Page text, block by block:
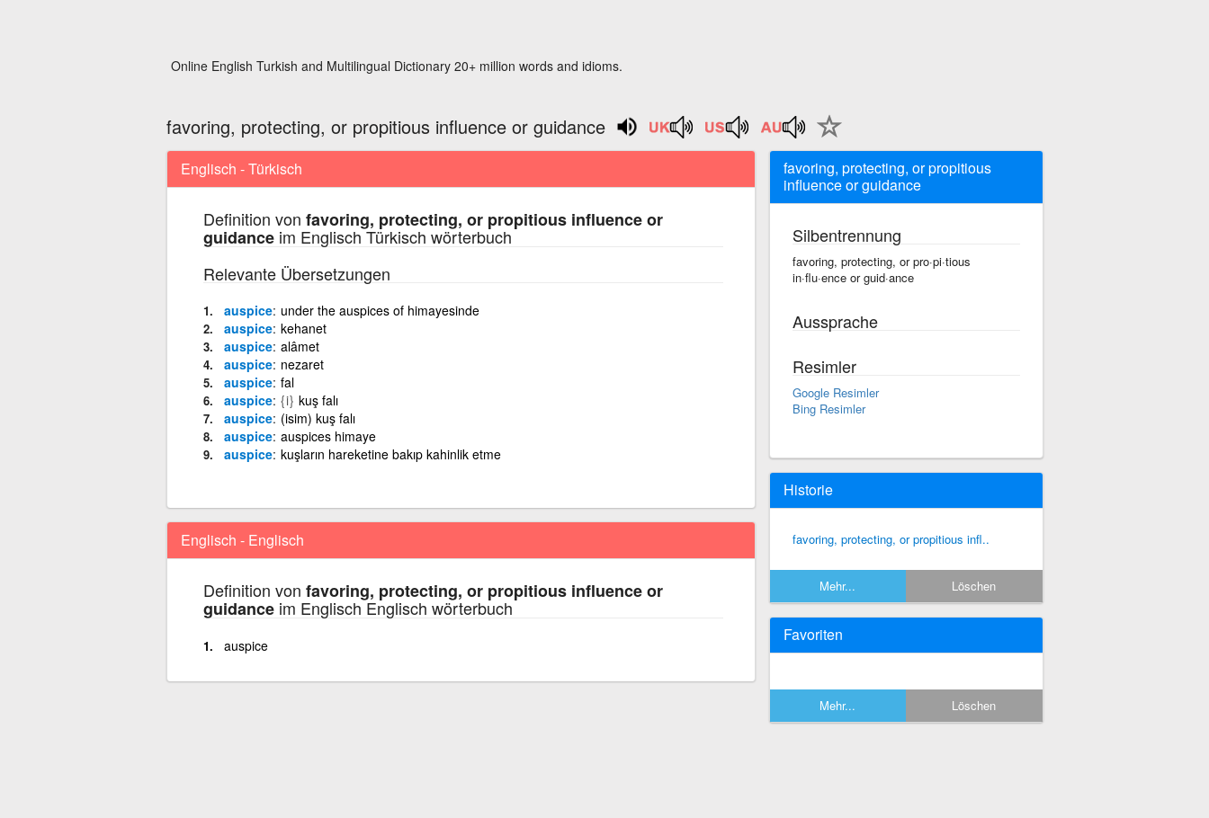
Online English Turkish and Multilingual Dictionary 20+ million words and idioms.
favoring, protecting, or propitious influence or guidance
Englisch - Türkisch
Definition von favoring, protecting, or propitious influence or
guidanceim Englisch Türkisch wörterbuch
Relevante Übersetzungen
auspice under the auspices of himayesinde
auspice kehanet
auspice alâmet
auspice nezaret
auspice fal
auspice {i} kuş falı
auspice (isim) kuş falı
auspice auspices himaye
auspice kuşların hareketine bakıp kahinlik etme
Englisch - Englisch
Definition von favoring, protecting, or propitious influence or
guidanceim Englisch Englisch wörterbuch
auspice
favoring, protecting, or propitious
influence or guidance
Silbentrennung
favoring, protecting, or pro·pi·tious
in·flu·ence or guid·ance
Aussprache
Resimler
Google Resimler
Bing Resimler
Historie
favoring, protecting, or propitious infl..
Mehr... Löschen
Favoriten
Mehr... Löschen